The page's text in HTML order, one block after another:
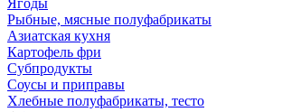
Ягоды
Рыбные, мясные полуфабрикаты
Азиатская кухня
Картофель фри
Субпродукты
Соусы и приправы
Хлебные полуфабрикаты, тесто